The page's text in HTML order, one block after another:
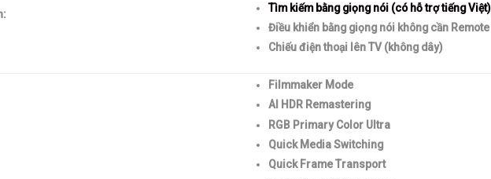
Tìm kiếm bằng giọng nói (có hỗ trợ tiếng Việt)
Điều khiển bằng giọng nói không cần Remote
Chiếu điện thoại lên TV (không dây)
Filmmaker Mode
AI HDR Remastering
RGB Primary Color Ultra
Quick Media Switching
Quick Frame Transport